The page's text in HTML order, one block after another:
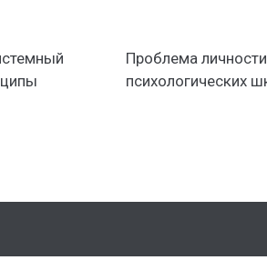
Проблема
психологических